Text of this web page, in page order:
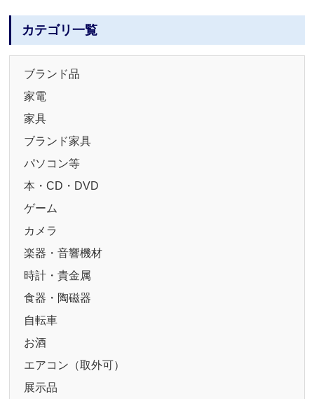
カテゴリ一覧
ブランド品
家電
家具
ブランド家具
パソコン等
本・CD・DVD
ゲーム
カメラ
楽器・音響機材
時計・貴金属
食器・陶磁器
自転車
お酒
エアコン（取外可）
展示品